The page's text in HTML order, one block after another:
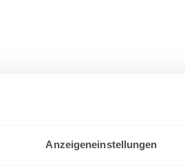
Anzeigeneinstellungen